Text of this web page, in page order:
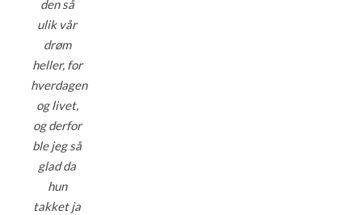
den så
ulik vår
drøm
heller, for
hverdagen
og livet,
og derfor
ble jeg så
glad da
hun
takket ja